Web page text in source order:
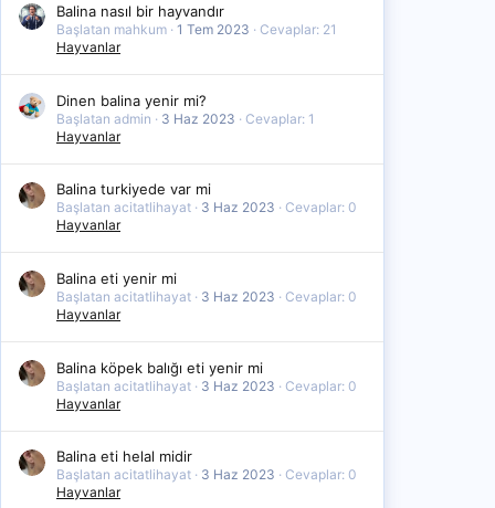
Balina nasıl bir hayvandır
Başlatan mahkum 1 Tem 2023
Cevaplar: 21
Hayvanlar
Dinen balina yenir mi?
Başlatan admin 3 Haz 2023
Cevaplar: 1
Hayvanlar
Balina turkiyede var mi
Başlatan acitatlihayat 3 Haz 2023
Cevaplar: 0
Hayvanlar
Balina eti yenir mi
Başlatan acitatlihayat 3 Haz 2023
Cevaplar: 0
Hayvanlar
Balina köpek balığı eti yenir mi
Başlatan acitatlihayat 3 Haz 2023
Cevaplar: 0
Hayvanlar
Balina eti helal midir
Başlatan acitatlihayat 3 Haz 2023
Cevaplar: 0
Hayvanlar